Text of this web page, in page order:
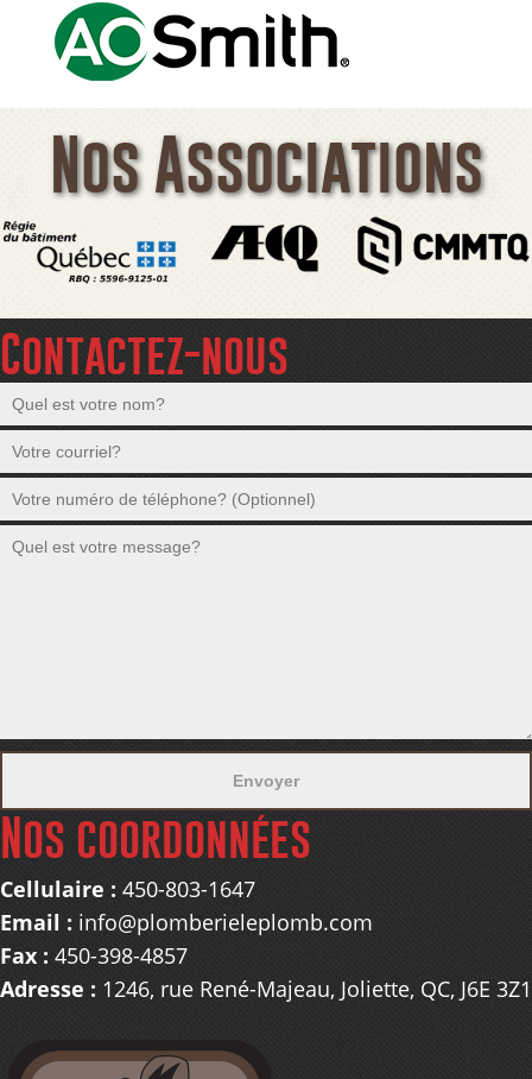
Nos Associations
Contactez-nous
Nos coordonnées
Cellulaire : 450-803-1647
Email : info@plomberieleplomb.com
Fax : 450-398-4857
Adresse : 1246, rue René-Majeau, Joliette, QC, J6E 3Z1